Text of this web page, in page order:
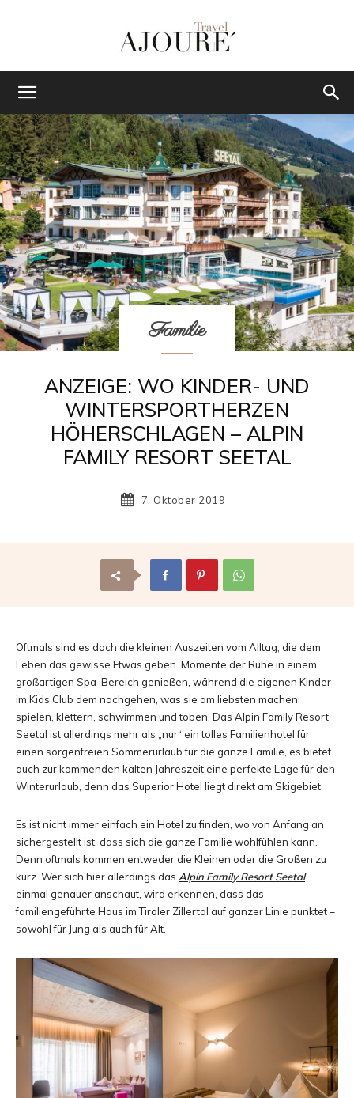
TRAVEL
|
Das
Reisemagazin
mit
schönsten
Urlaubszielen
und
aus
Welt
Familie
ANZEIGE: WO KINDER- UND
WINTERSPORTHERZEN
HÖHERSCHLAGEN – ALPIN
FAMILY RESORT SEETAL
7. Oktober 2019
Oftmals sind es doch die kleinen Auszeiten vom Alltag, die dem
Leben das gewisse Etwas geben. Momente der Ruhe in einem
großartigen Spa-Bereich genießen, während die eigenen Kinder
im Kids Club dem nachgehen, was sie am liebsten machen:
spielen, klettern, schwimmen und toben. Das Alpin Family Resort
Seetal ist allerdings mehr als „nur“ ein tolles Familienhotel für
einen sorgenfreien Sommerurlaub für die ganze Familie, es bietet
auch zur kommenden kalten Jahreszeit eine perfekte Lage für den
Winterurlaub, denn das Superior Hotel liegt direkt am Skigebiet.
Es ist nicht immer einfach ein Hotel zu finden, wo von Anfang an
sichergestellt ist, dass sich die ganze Familie wohlfühlen kann.
Denn oftmals kommen entweder die Kleinen oder die Großen zu
kurz. Wer sich hier allerdings das Alpin Family Resort Seetal
einmal genauer anschaut, wird erkennen, dass das
familiengeführte Haus im Tiroler Zillertal auf ganzer Linie punktet –
sowohl für Jung als auch für Alt.